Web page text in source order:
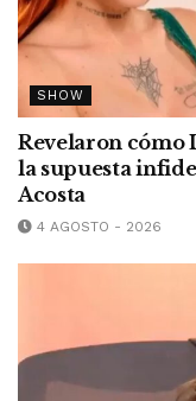
SHOW
Revelaron cómo
la supuesta
Acosta
4 AGOSTO - 2026